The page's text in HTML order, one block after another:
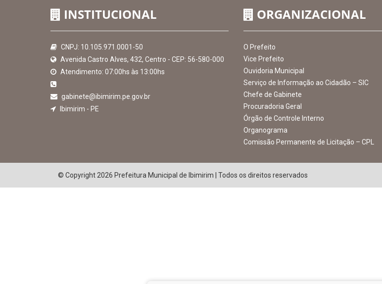
INSTITUCIONAL
CNPJ: 10.105.971.0001-50
Avenida Castro Alves, 432, Centro - CEP: 56-580-000
Atendimento: 07:00hs às 13:00hs
gabinete@ibimirim.pe.gov.br
Ibimirim - PE
ORGANIZACIONAL
O Prefeito
Vice Prefeito
Ouvidoria Municipal
Serviço de Informação ao Cidadão – SIC
Chefe de Gabinete
Procuradoria Geral
Órgão de Controle Interno
Organograma
Comissão Permanente de Licitação – CPL
© Copyright 2026 Prefeitura Municipal de Ibimirim | Todos os direitos reservados